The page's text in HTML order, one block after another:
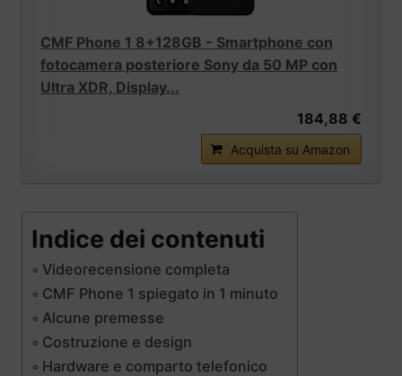
CMF Phone 1 8+128GB - Smartphone con
fotocamera posteriore Sony da 50 MP con
Ultra XDR, Display...
184,88 €
Acquista su Amazon
Indice dei contenuti
Videorecensione completa
CMF Phone 1 spiegato in 1 minuto
Alcune premesse
Costruzione e design
Hardware e comparto telefonico